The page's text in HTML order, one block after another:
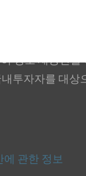
정보 제공만을
투자자를 대상
에 관한 정보